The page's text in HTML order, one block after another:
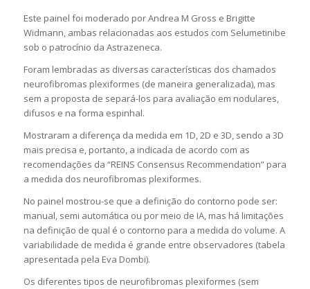
Este painel foi moderado por Andrea M Gross e Brigitte
Widmann, ambas relacionadas aos estudos com Selumetinibe
sob o patrocínio da Astrazeneca.
Foram lembradas as diversas características dos chamados
neurofibromas plexiformes (de maneira generalizada), mas
sem a proposta de separá-los para avaliação em nodulares,
difusos e na forma espinhal.
Mostraram a diferença da medida em 1D, 2D e 3D, sendo a 3D
mais precisa e, portanto, a indicada de acordo com as
recomendações da “REINS Consensus Recommendation” para
a medida dos neurofibromas plexiformes.
No painel mostrou-se que a definição do contorno pode ser:
manual, semi automática ou por meio de IA, mas há limitações
na definição de qual é o contorno para a medida do volume. A
variabilidade de medida é grande entre observadores (tabela
apresentada pela Eva Dombi).
Os diferentes tipos de neurofibromas plexiformes (sem